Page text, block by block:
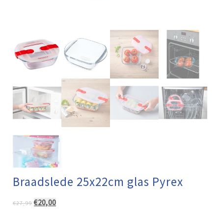
Braadslede 25x22cm glas Pyrex
€27,99 Oorspronkelijke
€20,00Huidige